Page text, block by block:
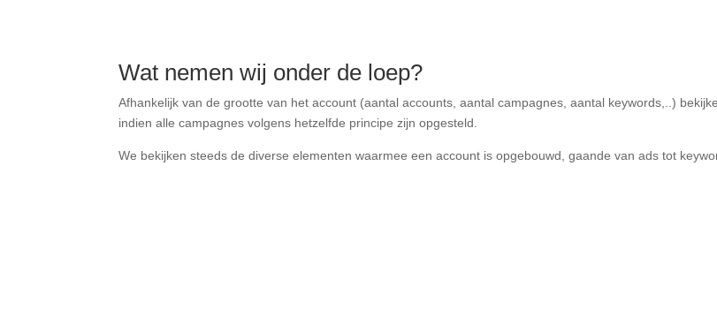
Wat nemen wij onder de loep?
Afhankelijk van de grootte van het account (aantal accounts, aantal campagnes, aantal keywords,..)
indien alle campagnes volgens hetzelfde principe zijn opgesteld.
We bekijken steeds de diverse elementen waarmee een account is opgebouwd, gaande van ads tot